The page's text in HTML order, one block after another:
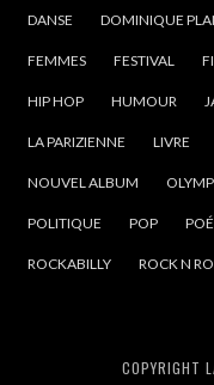
DANSE DOMINIQUE
FEMMES FESTIVAL
HIP HOP HUMOUR
LA PARIZIENNE LIVRE
NOUVEL ALBUM
POLITIQUE POP
ROCKABILLY ROCK N
COPYRIGHT